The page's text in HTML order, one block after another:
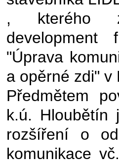
, kterého
"Úprava
a opěrné zdi" v
Předmětem
k.ú. Hloubětín
rozšíření o
komunikace